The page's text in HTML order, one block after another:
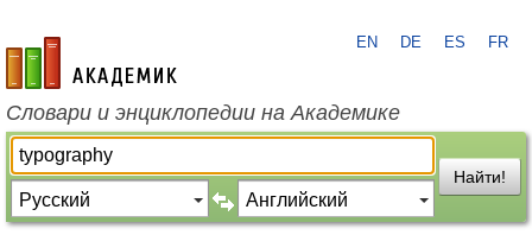
academic.ru
EN DE ES FR
Словари и энциклопедии на Академике
Найти!